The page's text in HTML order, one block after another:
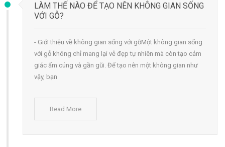
LÀM THẾ NÀO ĐỂ TẠO NÊN KHÔNG GIAN SỐNG
VỚI GỖ?
- Giới thiệu về không gian sống với gỗMột không gian sống
với gỗ không chỉ mang lại vẻ đẹp tự nhiên mà còn tạo cảm
giác ấm cúng và gần gũi. Để tạo nên một không gian như
vậy, bạn
Read More